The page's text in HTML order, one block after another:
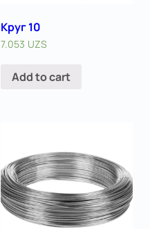
Круг 10
7.053 UZS
Add to cart